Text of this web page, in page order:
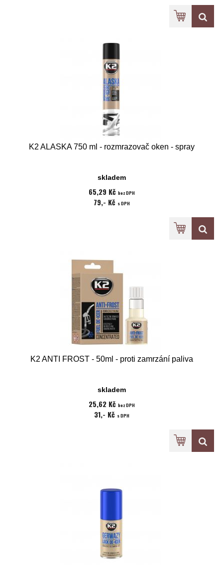
K2 ALASKA 750 ml - rozmrazovač oken - spray
skladem
65,29 Kč bez DPH
79,- Kč s DPH
K2 ANTI FROST - 50ml - proti zamrzání paliva
skladem
25,62 Kč bez DPH
31,- Kč s DPH